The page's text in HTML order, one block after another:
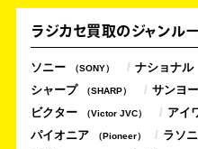
ラジカセ買取のジャンル
ソニー SONY ナショナル
シャープ SHARP サンヨー
ビクター Victor JVC アイ
パイオニア Pioneer ラソ